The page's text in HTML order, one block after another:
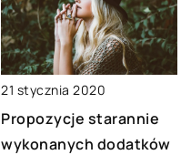
21 stycznia 2020
Propozycje starannie
wykonanych dodatków